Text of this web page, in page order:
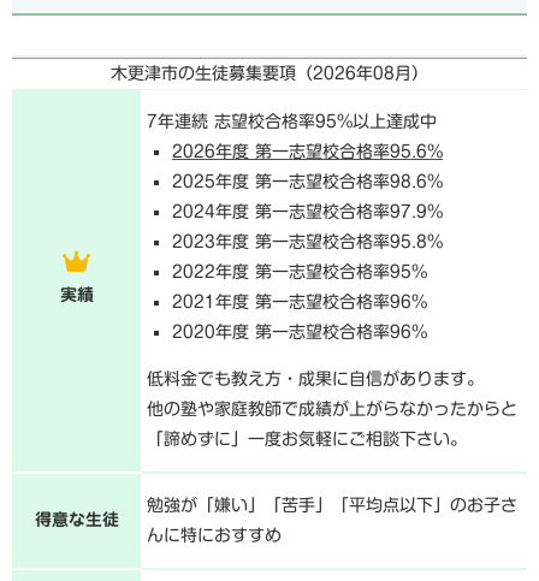
木更津市の生徒募集要項（2026年08月 ）
実績
7年連続 志望校合格率95%以上達成中
2026年度 第一志望校合格率95.6%
2025年度 第一志望校合格率98.6%
2024年度 第一志望校合格率97.9%
2023年度 第一志望校合格率95.8%
2022年度 第一志望校合格率95%
2021年度 第一志望校合格率96%
2020年度 第一志望校合格率96%
低料金でも教え方・成果に自信があります。
他の塾や家庭教師で成績が上がらなかったからと
「諦めずに」一度お気軽にご相談下さい。
得意な生徒
勉強が「嫌い」「苦手」「平均点以下」のお子さ
んに特におすすめ